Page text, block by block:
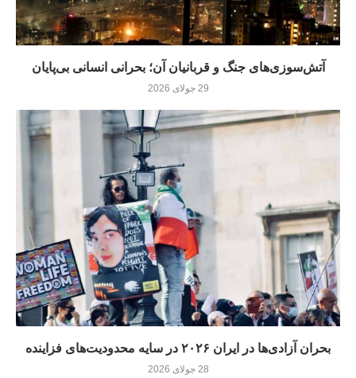
آتش‌سوزی‌های جنگ و قربانیان آن؛ بحرانی انسانی بی‌پایان
29 جولای 2026
بحران آزادی‌ها در ایران ۲۰۲۶ در سایه محدودیت‌های فزاینده
28 جولای 2026